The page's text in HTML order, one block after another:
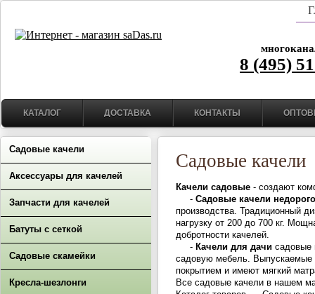
8 (495)
КАТАЛОГ ДОСТАВКА КОНТАКТЫ
Садовые качели
Аксессуары для качелей
Запчасти для качелей
Батуты с сеткой
Садовые скамейки
Кресла-шезлонги
Садовые качели
Качели садовые - создают
- Садовые качели
производства. Традиционный
нагрузку от 200 до 700 кг.
добротности качелей.
- Качели для дачи садовые
садовую мебель. Выпускаемые
покрытием и имеют мягкий
Все садовые качели в нашем